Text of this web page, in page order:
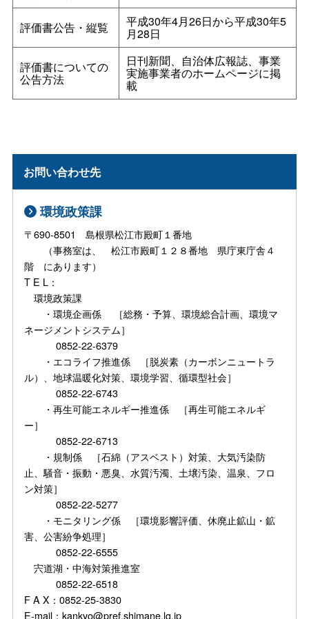
評価書公告・縦覧 平成30年4月26日から平成30年5
月28日
評価書についての
公告方法
日刊新聞、自治体広報誌、事業
実施事業者のホームページに掲
載
お問い合わせ先
環境政策課
〒690-8501 島根県松江市殿町１番地
（事務室は、 松江市殿町１２８番地 県庁東庁舎４
階 にあります）
T E L：
環境政策課
・環境企画係 ［総務・予算、環境総合計画、環境マ
ネージメントシステム］
0852-22-6379
・エコライフ推進係 ［脱炭素（カーボンニュートラ
ル）、地球温暖化対策、環境学習、循環型社会］
0852-22-6743
・再生可能エネルギー推進係 ［再生可能エネルギ
ー］
0852-22-6713
・規制係 ［石綿（アスベスト）対策、大気汚染防
止、騒音・振動・悪臭、水質汚濁、土壌汚染、温泉、フロ
ン対策］
0852-22-5277
・モニタリング係 ［環境影響評価、休廃止鉱山・鉱
害、公害紛争処理］
0852-22-6555
宍道湖・中海対策推進室
0852-22-6518
F A X：0852-25-3830
E-mail：kankyo@pref.shimane.lg.jp